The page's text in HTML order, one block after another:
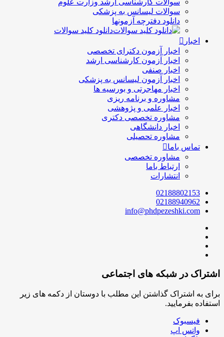
سوالات لیسانس به پزشکی
دانلود دفترچه آزمونها
دانلود کلید سوالات
اخبار
اخبار آزمون دکترای تخصصی
اخبار آزمون کارشناسی ارشد
اخبار صنفی
اخبار آزمون لیسانس به پزشکی
اخبار مهاجرتی و بورسیه ها
مشاوره و برنامه ریزی
اخبار علمی و پژوهشی
مشاوره تخصصی دکتری
اخبار دانشگاهی
مشاوره تحصیلی
تماس باما
مشاوره تخصصی
ارتباط باما
انتشارات
02188802153
02188940962
info@phdpezeshki.com
اشتراک در شبکه های اجتماعی
برای به اشتراک گذاشتن این مطلب با دوستان از دکمه های زیر
استفاده بفرمایید.
فیسبوک
واتس اپ